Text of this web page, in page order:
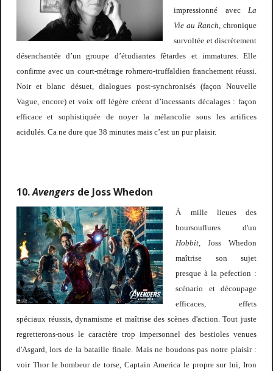
impressionné avec La
Vie au Ranch , chronique
survoltée et discrètement
désenchantée d’un groupe d’étudiantes fêtardes et immatures. Elle
confirme avec un court-métrage rohmero-truffaldien franchement réussi.
Noir et blanc désuet, dialogues post-synchronisés (façon Nouvelle
Vague, encore) et voix off légère créent d’incessants décalages : façon
efficace et sophistiquée de noyer la mélancolie sous les artifices
acidulés. Ca ne dure que 38 minutes mais c’est un pur plaisir.
10.Avengers de Joss Whedon
Àmille lieues des
boursouflures d'un
Hobbit, Joss Whedon
maîtrise son sujet
presque à la pefection :
scénario et découpage
efficaces, effets
spéciaux réussis, dynamisme et maîtrise des scènes d'action. Tout juste
regretterons-nous le caractère trop impersonnel des bestioles venues
d'Asgard, lors de la bataille finale. Mais ne boudons pas notre plaisir :
voir Thor le bombeur de torse, Captain America le propre sur lui, Iron